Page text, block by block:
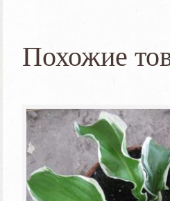
Похожие